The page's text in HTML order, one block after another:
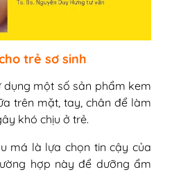
trẻ sơ sinh
dụng một số sản phẩm kem
trên mặt, tay, chân để làm
khó chịu ở trẻ.
má là lựa chọn tin cậy của
hợp này để dưỡng ẩm